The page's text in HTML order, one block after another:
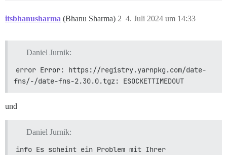
itsbhanusharma (Bhanu Sharma) 4. Juli 2024 um 14:33
2
Daniel Jurnik:
error Error: https://registry.yarnpkg.com/date-
fns/-/date-fns-2.30.0.tgz: ESOCKETTIMEDOUT
und
Daniel Jurnik:
info Es scheint ein Problem mit Ihrer